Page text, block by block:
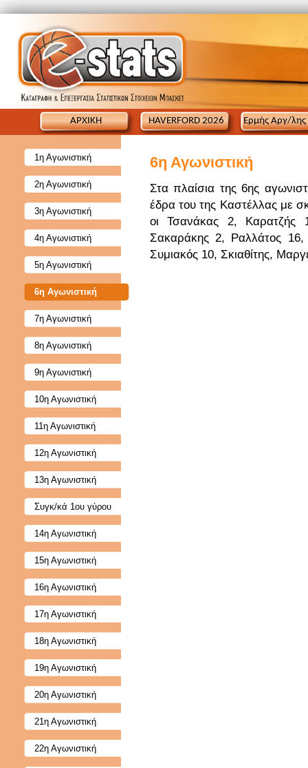
ΑΡΧΙΚΗ HAVERFORD 2026 Ερμής Αργ/
1η Αγωνιστική
2η Αγωνιστική
3η Αγωνιστική
4η Αγωνιστική
5η Αγωνιστική
6η Αγωνιστική
7η Αγωνιστική
8η Αγωνιστική
9η Αγωνιστική
10η Αγωνιστική
11η Αγωνιστική
12η Αγωνιστική
13η Αγωνιστική
Συγκ/κά 1ου γύρου
14η Αγωνιστική
15η Αγωνιστική
16η Αγωνιστική
17η Αγωνιστική
18η Αγωνιστική
19η Αγωνιστική
20η Αγωνιστική
21η Αγωνιστική
22η Αγωνιστική
6η Αγωνιστική
Στα πλαίσια της 6ης
έδρα του της Καστέλλας με
οι Τσανάκας 2, Καρατζής
Σακαράκης 2, Ραλλάτος
Συμιακός 10, Σκιαθίτης,